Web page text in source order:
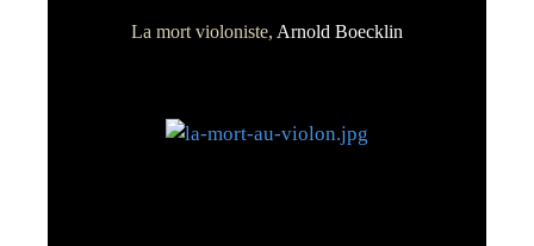
La mort violoniste, Arnold Boecklin